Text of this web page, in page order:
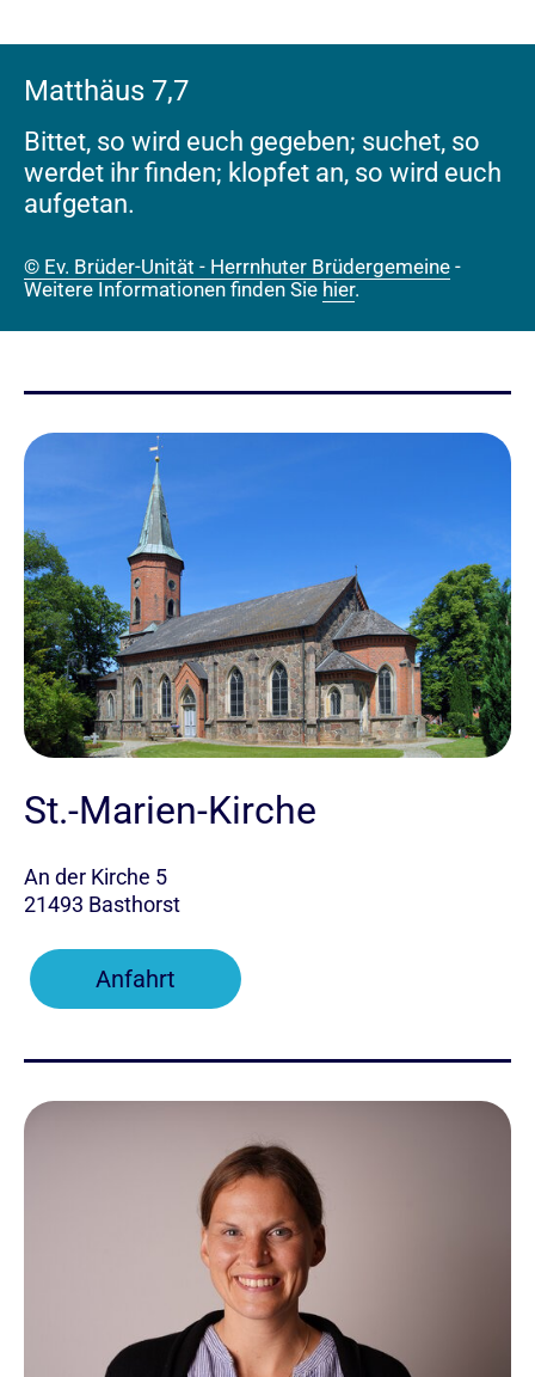
Bittet, so wird euch gegeben; suchet, so
werdet ihr finden; klopfet an, so wird euch
aufgetan.
Matthäus 7,7
© Ev. Brüder-Unität - Herrnhuter Brüdergemeine -
Weitere Informationen finden Sie hier.
St.-Marien-Kirche
An der Kirche 5
21493 Basthorst
Anfahrt